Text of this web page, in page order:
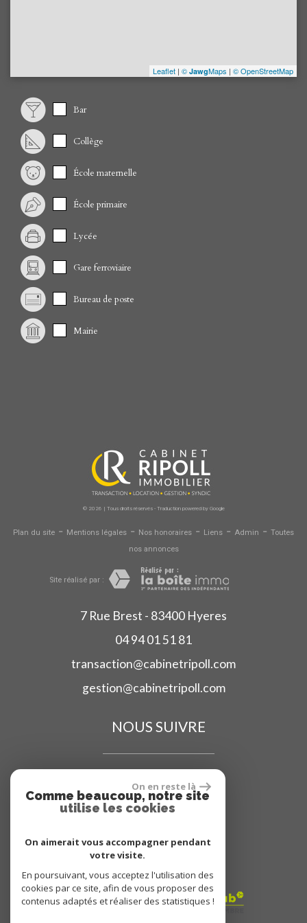
Leaflet | © JawgMaps | © OpenStreetMap
Bar
Collège
École maternelle
École primaire
Lycée
Gare ferroviaire
Bureau de poste
Mairie
© 2026 | Tous droits réservés - Traduction powered by Google
Plan du site - Mentions légales - Nos honoraires - Liens - Admin - Toutes
nos annonces
Site réalisé par :
7 Rue Brest - 83400 Hyeres
04 94 01 51 81
transaction@cabinetripoll.com
gestion@cabinetripoll.com
NOUS SUIVRE
ADHÉRENT
On en reste là
Comme beaucoup, notre site
utilise les cookies
On aimerait vous accompagner pendant
votre visite.
En poursuivant, vous acceptez l'utilisation des
cookies par ce site, afin de vous proposer des
contenus adaptés et réaliser des statistiques !